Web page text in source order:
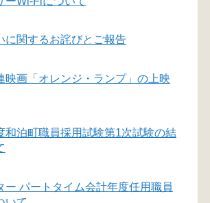
に関するお詫びとご報告
映画「オレンジ・ランプ」の上映
和泊町職員採用試験第1次試験の結
ー パートタイム会計年度任用職員